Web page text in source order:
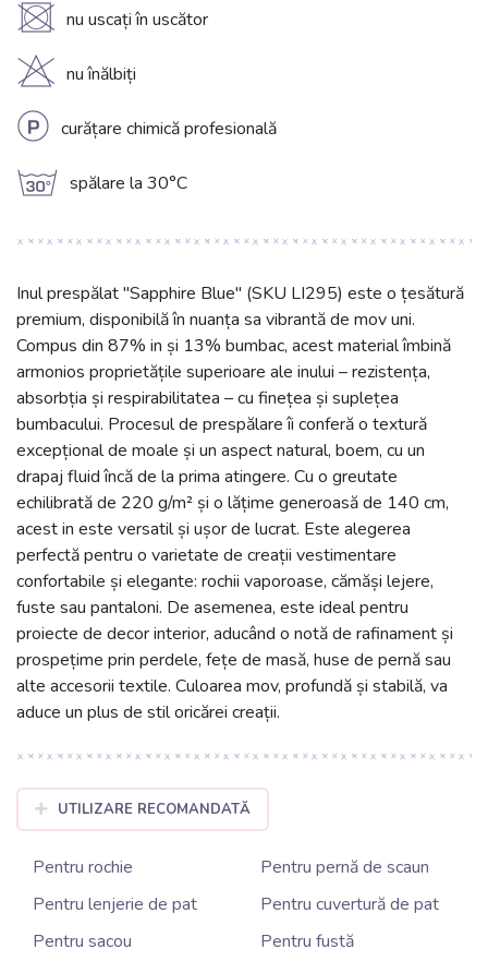
U nu uscați în uscător
H nu înălbiți
L curățare chimică profesională
g spălare la 30°C
Inul prespălat "Sapphire Blue" (SKU LI295) este o țesătură
premium, disponibilă în nuanța sa vibrantă de mov uni.
Compus din 87% in și 13% bumbac, acest material îmbină
armonios proprietățile superioare ale inului – rezistența,
absorbția și respirabilitatea – cu finețea și suplețea
bumbacului. Procesul de prespălare îi conferă o textură
excepțional de moale și un aspect natural, boem, cu un
drapaj fluid încă de la prima atingere. Cu o greutate
echilibrată de 220 g/m² și o lățime generoasă de 140 cm,
acest in este versatil și ușor de lucrat. Este alegerea
perfectă pentru o varietate de creații vestimentare
confortabile și elegante: rochii vaporoase, cămăși lejere,
fuste sau pantaloni. De asemenea, este ideal pentru
proiecte de decor interior, aducând o notă de rafinament și
prospețime prin perdele, fețe de masă, huse de pernă sau
alte accesorii textile. Culoarea mov, profundă și stabilă, va
aduce un plus de stil oricărei creații.
UTILIZARE RECOMANDATĂ
Pentru rochie
Pentru pernă de scaun
Pentru lenjerie de pat
Pentru cuvertură de pat
Pentru sacou
Pentru fustă